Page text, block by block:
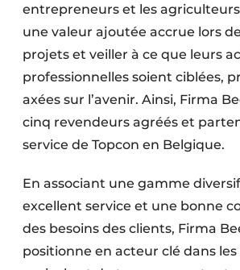
entrepreneurs et les
une valeur ajoutée accrue lors
projets et veiller à ce que leurs
professionnelles soient ciblées,
axées sur l’avenir. Ainsi, Firma
cinq revendeurs agréés et
service de Topcon en Belgique.
En associant une gamme
excellent service et une bonne
des besoins des clients, Firma
positionne en acteur clé dans